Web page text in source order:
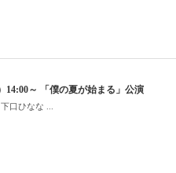
14:00～ 「僕の夏が始まる」公演
口ひなな ...